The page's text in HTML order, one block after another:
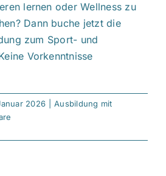
lernen oder Wellness zu
Dann buche jetzt die
zum Sport- und
Vorkenntnisse
2026
Ausbildung mit